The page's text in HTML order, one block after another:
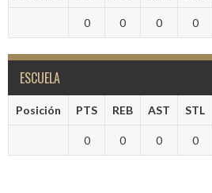
0 0 0 0
ESCUELA
Posición PTS REB AST STL
0 0 0 0